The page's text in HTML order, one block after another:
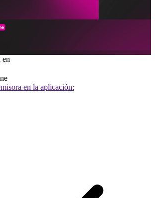
en
en la aplicación: